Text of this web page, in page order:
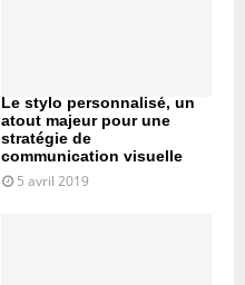
Le stylo personnalisé, un
atout majeur pour une
stratégie de
communication visuelle
5 avril 2019